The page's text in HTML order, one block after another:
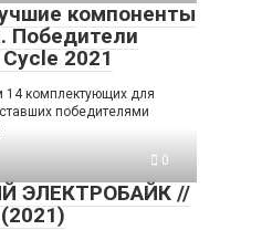
компоненты
Победители
2021
14 комплектующих для
победителями
0
ЭЛЕКТРОБАЙК //